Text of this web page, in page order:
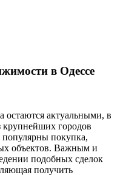
в Одессе
остаются актуальными, в
крупнейших городов
покупка,
объектов. Важным и
подобных сделок
получить